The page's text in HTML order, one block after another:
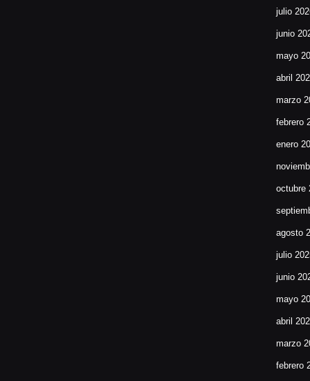
julio
junio
mayo
abril
marzo
febrero
enero
octubre
agosto
julio
junio
mayo
abril
marzo
febrero